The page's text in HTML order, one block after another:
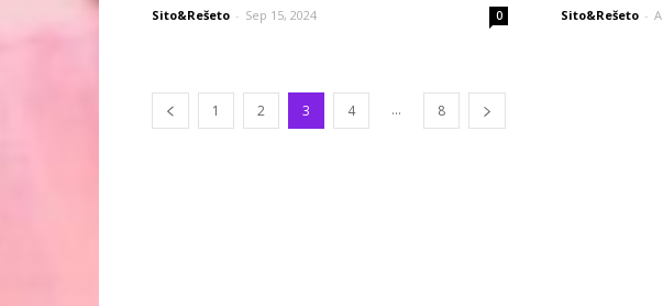
Sito&Rešeto - Sep 15, 2024 0 Sito&Rešeto -
1 2 3 4 ... 8